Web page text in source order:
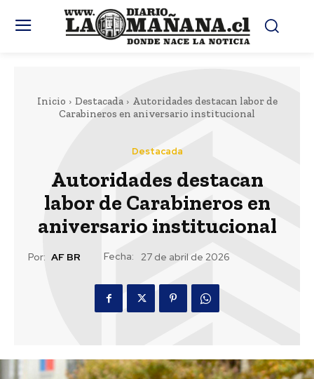
Inicio Destacada
Autoridades destacan labor de
Carabineros en aniversario institucional
Destacada
Autoridades destacan
labor de Carabineros en
aniversario institucional
Por: AF BR Fecha: 27 de abril de 2026